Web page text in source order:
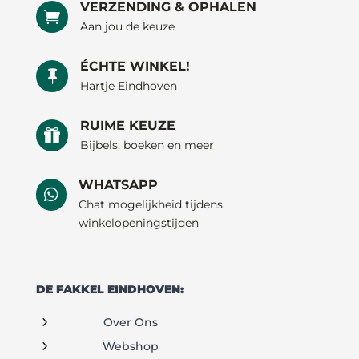

VERZENDING & OPHALEN
Aan jou de keuze

ÉCHTE WINKEL!
Hartje Eindhoven

RUIME KEUZE
Bijbels, boeken en meer

WHATSAPP
Chat mogelijkheid tijdens
winkelopeningstijden
DE FAKKEL EINDHOVEN:
5 Over Ons
5 Webshop